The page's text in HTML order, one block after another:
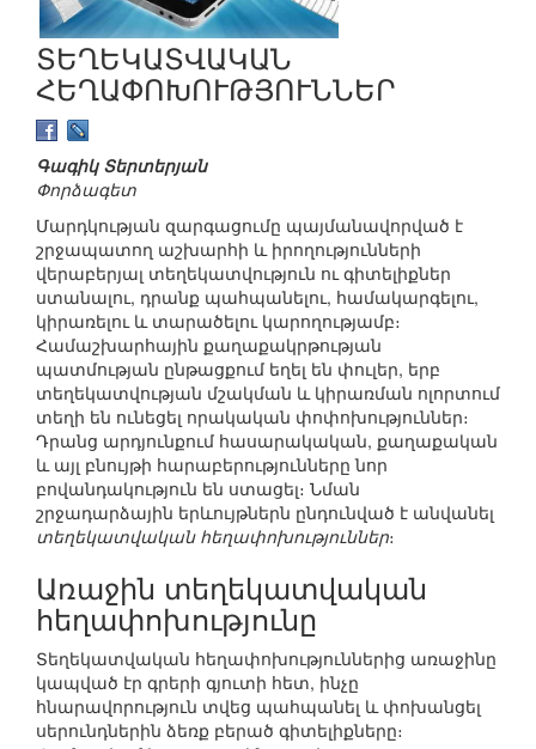
ՏԵՂԵԿԱՏՎԱԿԱՆ
ՀԵՂԱՓՈԽՈՒԹՅՈՒՆՆԵՐ
Գագիկ Տերտերյան
Փորձագետ
Մարդկության զարգացումը պայմանավորված է
շրջապատող աշխարհի և իրողությունների
վերաբերյալ տեղեկատվություն ու գիտելիքներ
ստանալու, դրանք պահպանելու, համակարգելու,
կիրառելու և տարածելու կարողությամբ։
Համաշխարհային քաղաքակրթության
պատմության ընթացքում եղել են փուլեր, երբ
տեղեկատվության մշակման և կիրառման ոլորտում
տեղի են ունեցել որակական փոփոխություններ։
Դրանց արդյունքում հասարակական, քաղաքական
և այլ բնույթի հարաբերությունները նոր
բովանդակություն են ստացել։ Նման
շրջադարձային երևույթներն ընդունված է անվանել
տեղեկատվական հեղափոխություններ։
Առաջին տեղեկատվական
հեղափոխությունը
Տեղեկատվական հեղափոխություններից առաջինը
կապված էր գրերի գյուտի հետ, ինչը
հնարավորություն տվեց պահպանել և փոխանցել
սերունդներին ձեռք բերած գիտելիքները։